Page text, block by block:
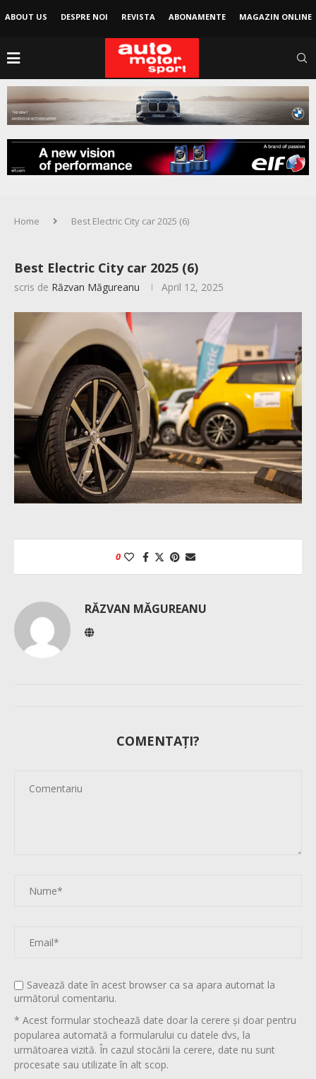
ABOUT US DESPRE NOI REVISTA ABONAMENTE MAGAZIN ONLINE
Home Best Electric City car 2025 (6)
Best Electric City car 2025 (6)
scris de Răzvan Măgureanu April 12, 2025
0
RĂZVAN MĂGUREANU
COMENTAȚI?
Savează date în acest browser ca sa apara automat la
următorul comentariu.
* Acest formular stochează date doar la cerere și doar pentru
popularea automată a formularului cu datele dvs, la
următoarea vizită. În cazul stocării la cerere, date nu sunt
procesate sau utilizate în alt scop.